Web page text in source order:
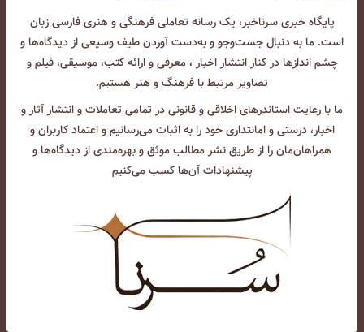
پایگاه خبری سرناخبر، یک رسانه تعاملی فرهنگی و هنری فارسی زبان
است. ما به دنبال جست‌و‌جو و به‌دست آوردن طیف وسیعی از دیدگاه‌ها و
چشم انداز‌ها در کنار انتشار اخبار ، معرفی و ارائه کتب، موسیقی، فیلم و
تصاویر مرتبط با فرهنگ و هنر هستیم.
ما با رعایت استاندرهای اخلاقی و قانونی در تمامی تعاملات و انتشار آثار و
اخبار، درستی و امانتداری خود را به اثبات می‌رسانیم و اعتماد کاربران و
همراهان‌مان را از طریق نشر مطالب موثق و بهره‌مندی از دیدگاه‌ها و
پیشنهادات آن‌ها کسب می‌کنیم